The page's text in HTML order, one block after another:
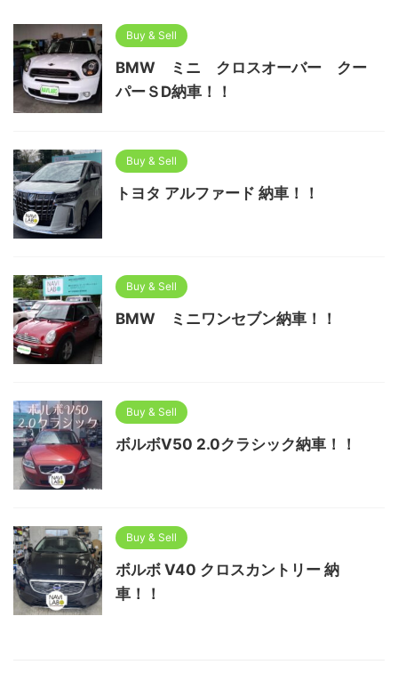
Buy & Sell
BMW ミニ クロスオーバー クー
パーＳD納車！！
Buy & Sell
トヨタ アルファード 納車！！
Buy & Sell
BMW ミニワンセブン納車！！
Buy & Sell
ボルボV50 2.0クラシック納車！！
Buy & Sell
ボルボ V40 クロスカントリー 納
車！！